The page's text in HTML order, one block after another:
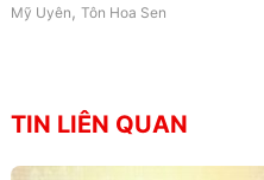
Mỹ Uyên , Tôn Hoa Sen
TIN LIÊN QUAN